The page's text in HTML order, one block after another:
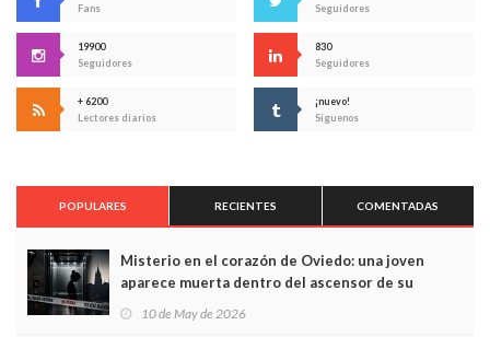
Fans
Seguidores
19900
Seguidores
830
Seguidores
+ 6200
Lectores diarios
¡nuevo!
Síguenos
POPULARES RECIENTES COMENTADAS
Misterio en el corazón de Oviedo: una joven
aparece muerta dentro del ascensor de su
edificio y las cámaras captan sus últimos minutos
10 de May de 2026